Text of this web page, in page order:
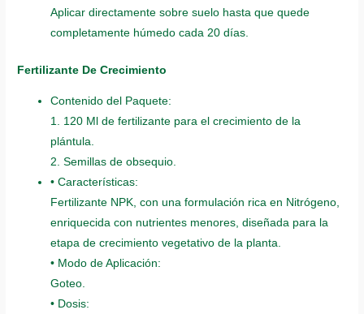
Aplicar directamente sobre suelo hasta que quede
completamente húmedo cada 20 días.
Fertilizante De Crecimiento
Contenido del Paquete:
1. 120 Ml de fertilizante para el crecimiento de la
plántula.
2. Semillas de obsequio.
• Características:
Fertilizante NPK, con una formulación rica en Nitrógeno,
enriquecida con nutrientes menores, diseñada para la
etapa de crecimiento vegetativo de la planta.
• Modo de Aplicación:
Goteo.
• Dosis: